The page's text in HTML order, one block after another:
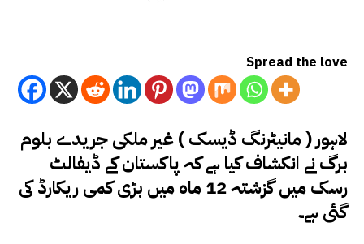
Spread the love
لاہور ( مانیٹرنگ ڈیسک ) غیر ملکی جریدے بلوم
برگ نے انکشاف کیا ہے کہ پاکستان کے ڈیفالٹ
رسک میں گزشتہ 12 ماہ میں بڑی کمی ریکارڈ کی
گئی ہے۔